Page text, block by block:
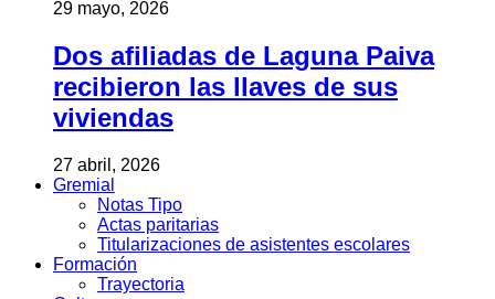
29 mayo, 2026
Dos afiliadas de Laguna Paiva
recibieron las llaves de sus
viviendas
27 abril, 2026
Gremial
Notas Tipo
Actas paritarias
Titularizaciones de asistentes escolares
Formación
Trayectoria